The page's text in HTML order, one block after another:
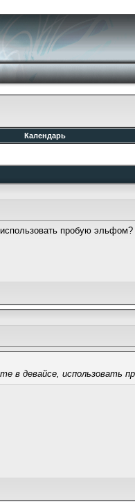
Календарь
пробую эльфом?
в девайсе, использовать